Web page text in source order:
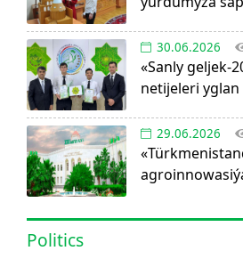
30.06.2026
«Sanly geljek-
netijeleri yglan
29.06.2026
Politics